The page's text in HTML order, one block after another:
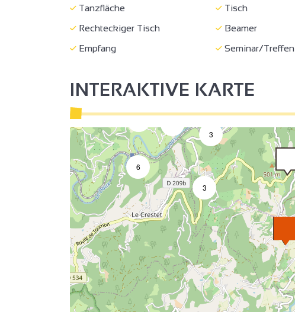
Tanzfläche
Tisch
Rechteckiger Tisch
Beamer
Empfang
Seminar/Treffen
INTERAKTIVE KARTE
3
6
4
3